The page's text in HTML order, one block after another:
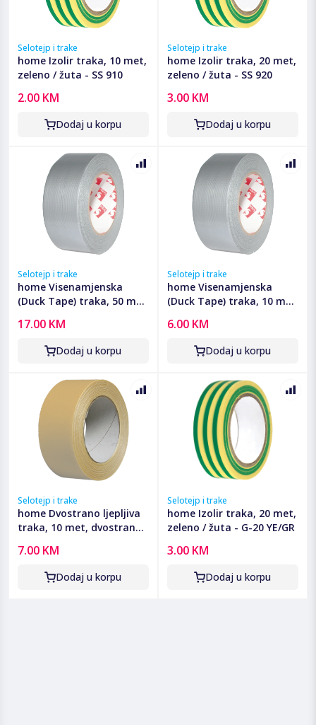
Selotejp i trake
home Izolir traka, 10 met,
zeleno / žuta - SS 910
2.00 KM
Dodaj u korpu
Selotejp i trake
home Izolir traka, 20 met,
zeleno / žuta - SS 920
3.00 KM
Dodaj u korpu
Selotejp i trake
home Visenamjenska
(Duck Tape) traka, 50 met
17.00 KM
Dodaj u korpu
Selotejp i trake
home Visenamjenska
(Duck Tape) traka, 10 met
6.00 KM
Dodaj u korpu
Selotejp i trake
home Dvostrano ljepljiva
traka, 10 met, dvostrana
7.00 KM
Dodaj u korpu
Selotejp i trake
home Izolir traka, 20 met,
zeleno / žuta - G-20 YE/GR
3.00 KM
Dodaj u korpu